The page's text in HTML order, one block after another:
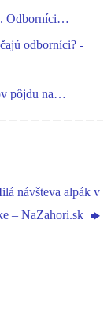
Odborníci…
odborníci? -
pôjdu na…
návšteva alpák v
– NaZahori.sk